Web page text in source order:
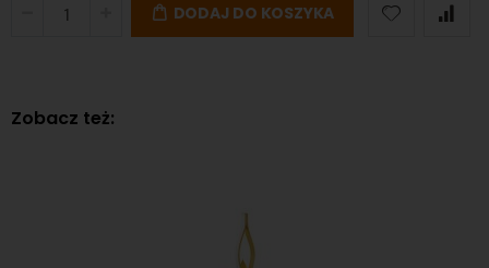
DODAJ DO KOSZYKA
Zobacz też: